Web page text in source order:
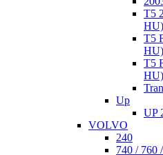
T5
HU)
T5
HU)
T5
HU)
Up
UP
VOLVO
240
740 / 760